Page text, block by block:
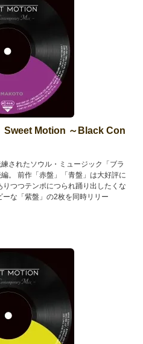
Sweet Motion ～Black Con
されたソウル・ミュージック「ブラ
。 前作「赤盤」「青盤」は大好評に
つつテンポにつられ踊り出したくな
な「紫盤」の2枚を同時リリー